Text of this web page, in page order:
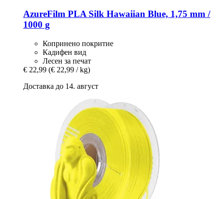
AzureFilm PLA Silk Hawaiian Blue, 1,75 mm /
1000 g
Копринено покритие
Кадифен вид
Лесен за печат
€ 22,99 (€ 22,99 / kg)
Доставка до 14. август